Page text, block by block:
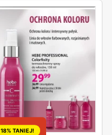
18% TANIEJ!